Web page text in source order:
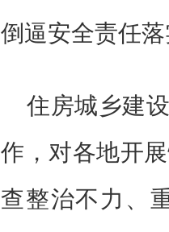
倒逼安全责任
住房城乡建
作，对各地开
查整治不力、